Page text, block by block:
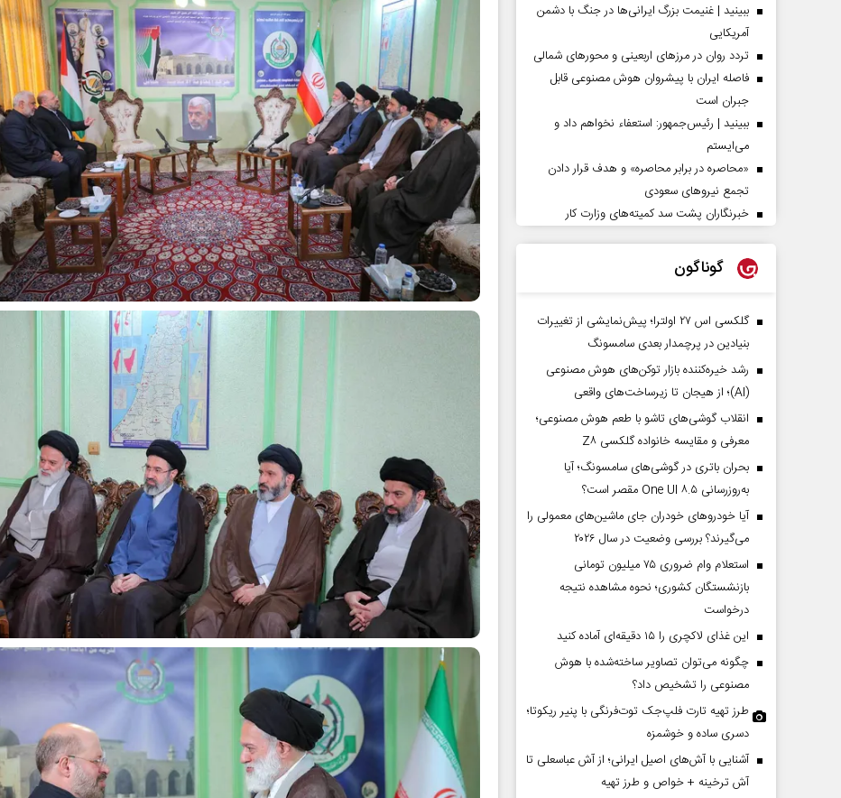
ببینید | غنیمت بزرگ ایرانی‌ها در جنگ با دشمن
آمریکایی
تردد روان در مرزهای اربعینی و محورهای شمالی
فاصله ایران با پیشرو‌ان هوش مصنوعی قابل
جبران است
ببینید | رئیس‌جمهور: استعفاء نخواهم داد و
می‌ایستم
«محاصره در برابر محاصره» و هدف قرار دادن
تجمع نیروهای سعودی
خبرنگاران پشت سد کمیته‌های وزارت کار
گوناگون
گلکسی اس ۲۷ اولترا؛ پیش‌نمایشی از تغییرات
بنیادین در پرچمدار بعدی سامسونگ
رشد خیره‌کننده بازار توکن‌های هوش مصنوعی
(AI)؛ از هیجان تا زیرساخت‌های واقعی
انقلاب گوشی‌های تاشو‌ با طعم هوش مصنوعی؛
معرفی و مقایسه خانواده گلکسی Z۸
بحران باتری در گوشی‌های سامسونگ؛ آیا
به‌روزرسانی One UI ۸.۵ مقصر است؟
آیا خودروهای خودران جای ماشین‌های معمولی را
می‌گیرند؟ بررسی وضعیت در سال ۲۰۲۶
استعلام وام ضروری ۷۵ میلیون تومانی
بازنشستگان کشوری؛ نحوه مشاهده نتیجه
درخواست
این غذای لاکچری را ۱۵ دقیقه‌ای آماده کنید
چگونه می‌توان تصاویر ساخته‌شده با هوش
مصنوعی را تشخیص داد؟
طرز تهیه تارت فلپ‌جک توت‌فرنگی با پنیر ریکوتا؛
دسری ساده و خوشمزه
آشنایی با آش‌های اصیل ایرانی؛ از آش عباسعلی تا
آش ترخینه + خواص و طرز تهیه